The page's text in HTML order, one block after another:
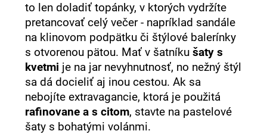
to len doladiť topánky, v ktorých vydržíte
pretancovať celý večer - napríklad sandále
na klinovom podpätku či štýlové balerínky
s otvorenou pätou. Mať v šatníku šaty s
kvetmi je na jar nevyhnutnosť, no nežný štýl
sa dá docieliť aj inou cestou. Ak sa
nebojíte extravagancie, ktorá je použitá
rafinovane a s citom, stavte na pastelové
šaty s bohatými volánmi.